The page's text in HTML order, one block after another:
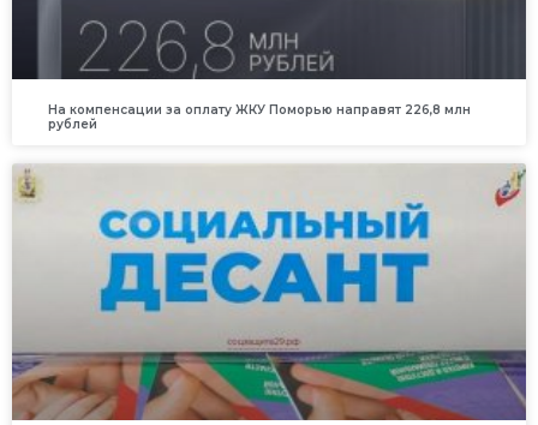
На компенсации за оплату ЖКУ Поморью направят 226,8 млн
рублей